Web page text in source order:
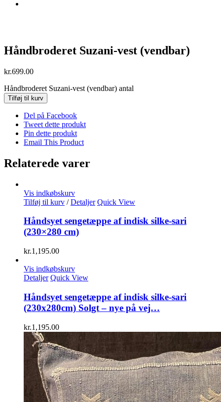
Håndbroderet Suzani-vest (vendbar)
kr.699.00
Håndbroderet Suzani-vest (vendbar) antal
Tilføj til kurv
Del på Facebook
Tweet dette produkt
Pin dette produkt
Email This Product
Relaterede varer
Vis indkøbskurv
Tilføj til kurv / Detaljer Quick View
Håndsyet sengetæppe af indisk silke-sari
(230×280 cm)
kr.1,195.00
Vis indkøbskurv
Detaljer Quick View
Håndsyet sengetæppe af indisk silke-sari
(230x280cm) Solgt – nye på vej…
kr.1,195.00